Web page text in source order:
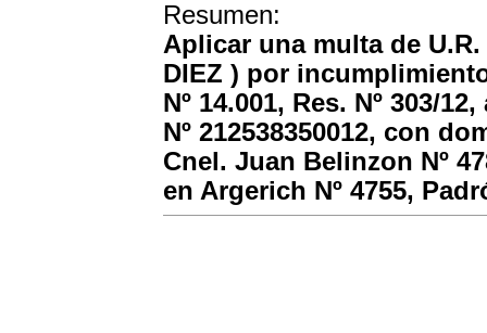
Resumen:
Aplicar una multa de U.R.
DIEZ ) por
Nº 14.001, Res. Nº 303/
Nº 212538350012, con
Cnel. Juan Belinzon Nº
en Argerich Nº 4755,